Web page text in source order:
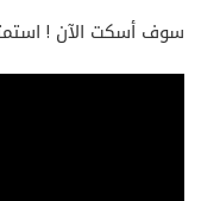
سوف أسكت الآن !